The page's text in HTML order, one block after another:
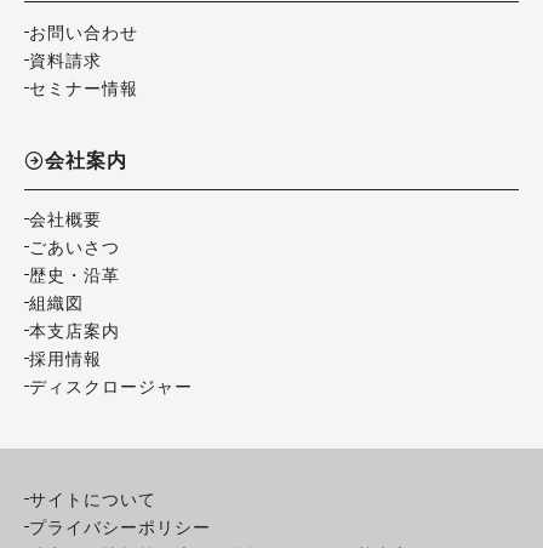
お問い合わせ
資料請求
セミナー情報
会社案内
会社概要
ごあいさつ
歴史・沿革
組織図
本支店案内
採用情報
ディスクロージャー
サイトについて
プライバシーポリシー